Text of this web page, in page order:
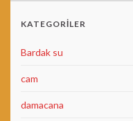
KATEGORILER
Bardak su
cam
damacana